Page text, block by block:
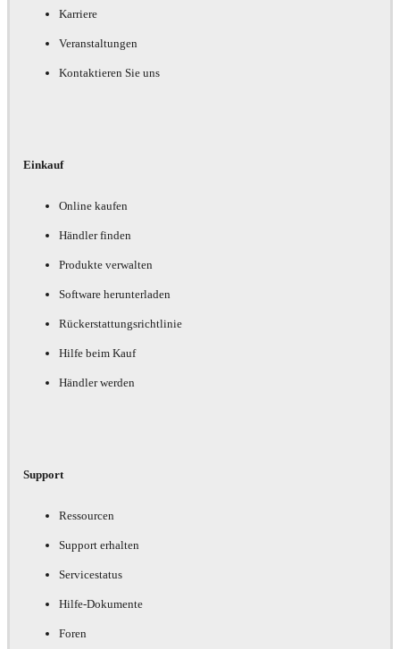
Karriere
Veranstaltungen
Kontaktieren Sie uns
Einkauf
Online kaufen
Händler finden
Produkte verwalten
Software herunterladen
Rückerstattungsrichtlinie
Hilfe beim Kauf
Händler werden
Support
Ressourcen
Support erhalten
Servicestatus
Hilfe-Dokumente
Foren